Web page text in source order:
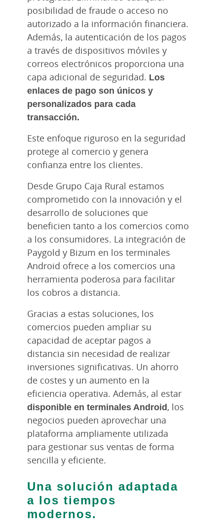
posibilidad de fraude o acceso no
autorizado a la información financiera.
Además, la autenticación de los pagos
a través de dispositivos móviles y
correos electrónicos proporciona una
capa adicional de seguridad. Los
enlaces de pago son únicos y
personalizados para cada
transacción.
Este enfoque riguroso en la seguridad
protege al comercio y genera
confianza entre los clientes.
Desde Grupo Caja Rural estamos
comprometido con la innovación y el
desarrollo de soluciones que
beneficien tanto a los comercios como
a los consumidores. La integración de
Paygold y Bizum en los terminales
Android ofrece a los comercios una
herramienta poderosa para facilitar
los cobros a distancia.
Gracias a estas soluciones, los
comercios pueden ampliar su
capacidad de aceptar pagos a
distancia sin necesidad de realizar
inversiones significativas. Un ahorro
de costes y un aumento en la
eficiencia operativa. Además, al estar
disponible en terminales Android, los
negocios pueden aprovechar una
plataforma ampliamente utilizada
para gestionar sus ventas de forma
sencilla y eficiente.
Una solución adaptada
a los tiempos
modernos.